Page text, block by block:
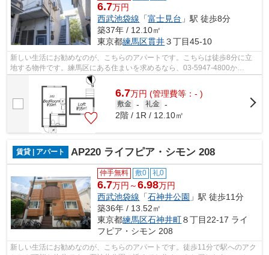
6.7万円
西武池袋線 「富士見台 」駅 徒歩8分
築37年 / 12.10㎡
東京都練馬区貫井３丁目45-10
新しい生活にお勧めなのが、こちらのアパートです。こちらは徒歩8分に立
地する物件です。練馬区にある住まいを求めるなら、03-5947-4800か
shop_oizumigakuen@uniho.comまでご希望の条...
6.7万円 (管理費等：- )
敷金 - 礼金 -
2階 / 1R / 12.10㎡
賃貸 | アパート AP220 ライフピア・シモン 208
仲手無料 敷0 礼0
6.7万円～6.98万円
西武池袋線 「石神井公園 」駅 徒歩11分
築36年 / 13.52㎡
東京都練馬区石神井町８丁目22-17 ライ
フピア・シモン 208
新しい生活にお勧めなのが、こちらのアパートです。徒歩11分で駅へのアク